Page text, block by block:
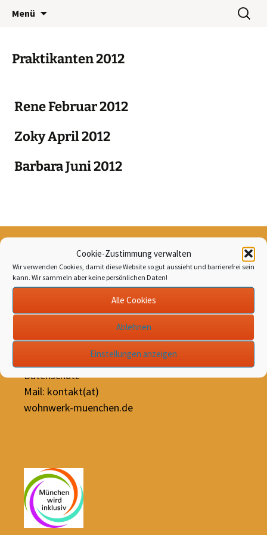
Cookie-Zustimmung verwalten
Wir verwenden Cookies, damit diese Website so gut aussieht und barrierefrei sein
kann. Wir sammeln aber keine persönlichen Daten!
Alle Cookies
Ablehnen
Einstellungen anzeigen
Café Wohnwerk
Wohnwerk München e.V.
Menü
Suchen
nach:
Praktikanten 2012
Rene Februar 2012
Zoky April 2012
Barbara Juni 2012
Schäringerplatz 13
80634 München
Tel 089/54807543
Datenschutz
Mail: kontakt(at)
wohnwerk-muenchen.de